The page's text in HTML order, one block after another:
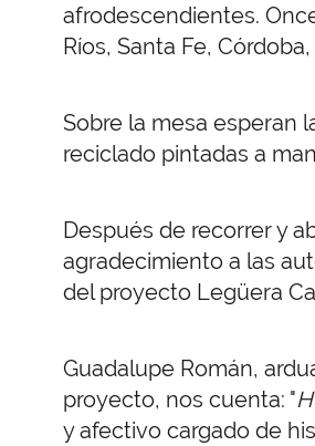
afrodescendientes.
Ríos, Santa Fe,
Sobre la mesa esperan
reciclado pintadas a
Después de recorrer y
agradecimiento a las
del proyecto Legüera
Guadalupe Román,
proyecto, nos cuenta: "
y afectivo cargado de